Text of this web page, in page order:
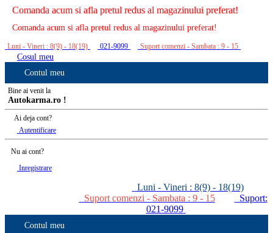
Comanda acum si afla pretul redus al magazinului preferat!
Comanda acum si afla pretul redus al magazinului preferat!
Luni - Vineri : 8(9) - 18(19) 021-9099 Suport comenzi - Sambata : 9 - 15
Cosul meu
Contul meu
Bine ai venit la
Autokarma.ro !
Ai deja cont?
Autentificare
Nu ai cont?
Inregistrare
Luni - Vineri : 8(9) - 18(19)
Suport comenzi - Sambata : 9 - 15
Suport:
021-9099
Contul meu